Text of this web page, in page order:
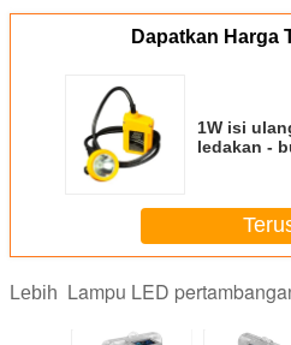
Dapatkan Harga
1W isi
ledakan -
Lebih Lampu LED